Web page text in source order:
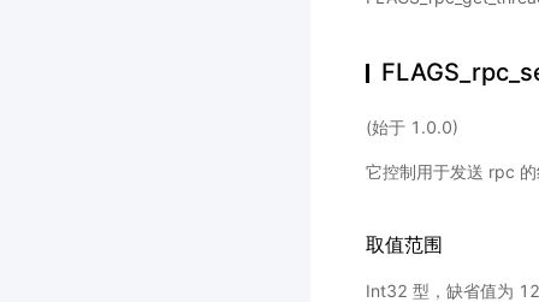
(始于 1.0.0)
它控制用于发送 rpc
取值范围
Int32 型，缺省值为